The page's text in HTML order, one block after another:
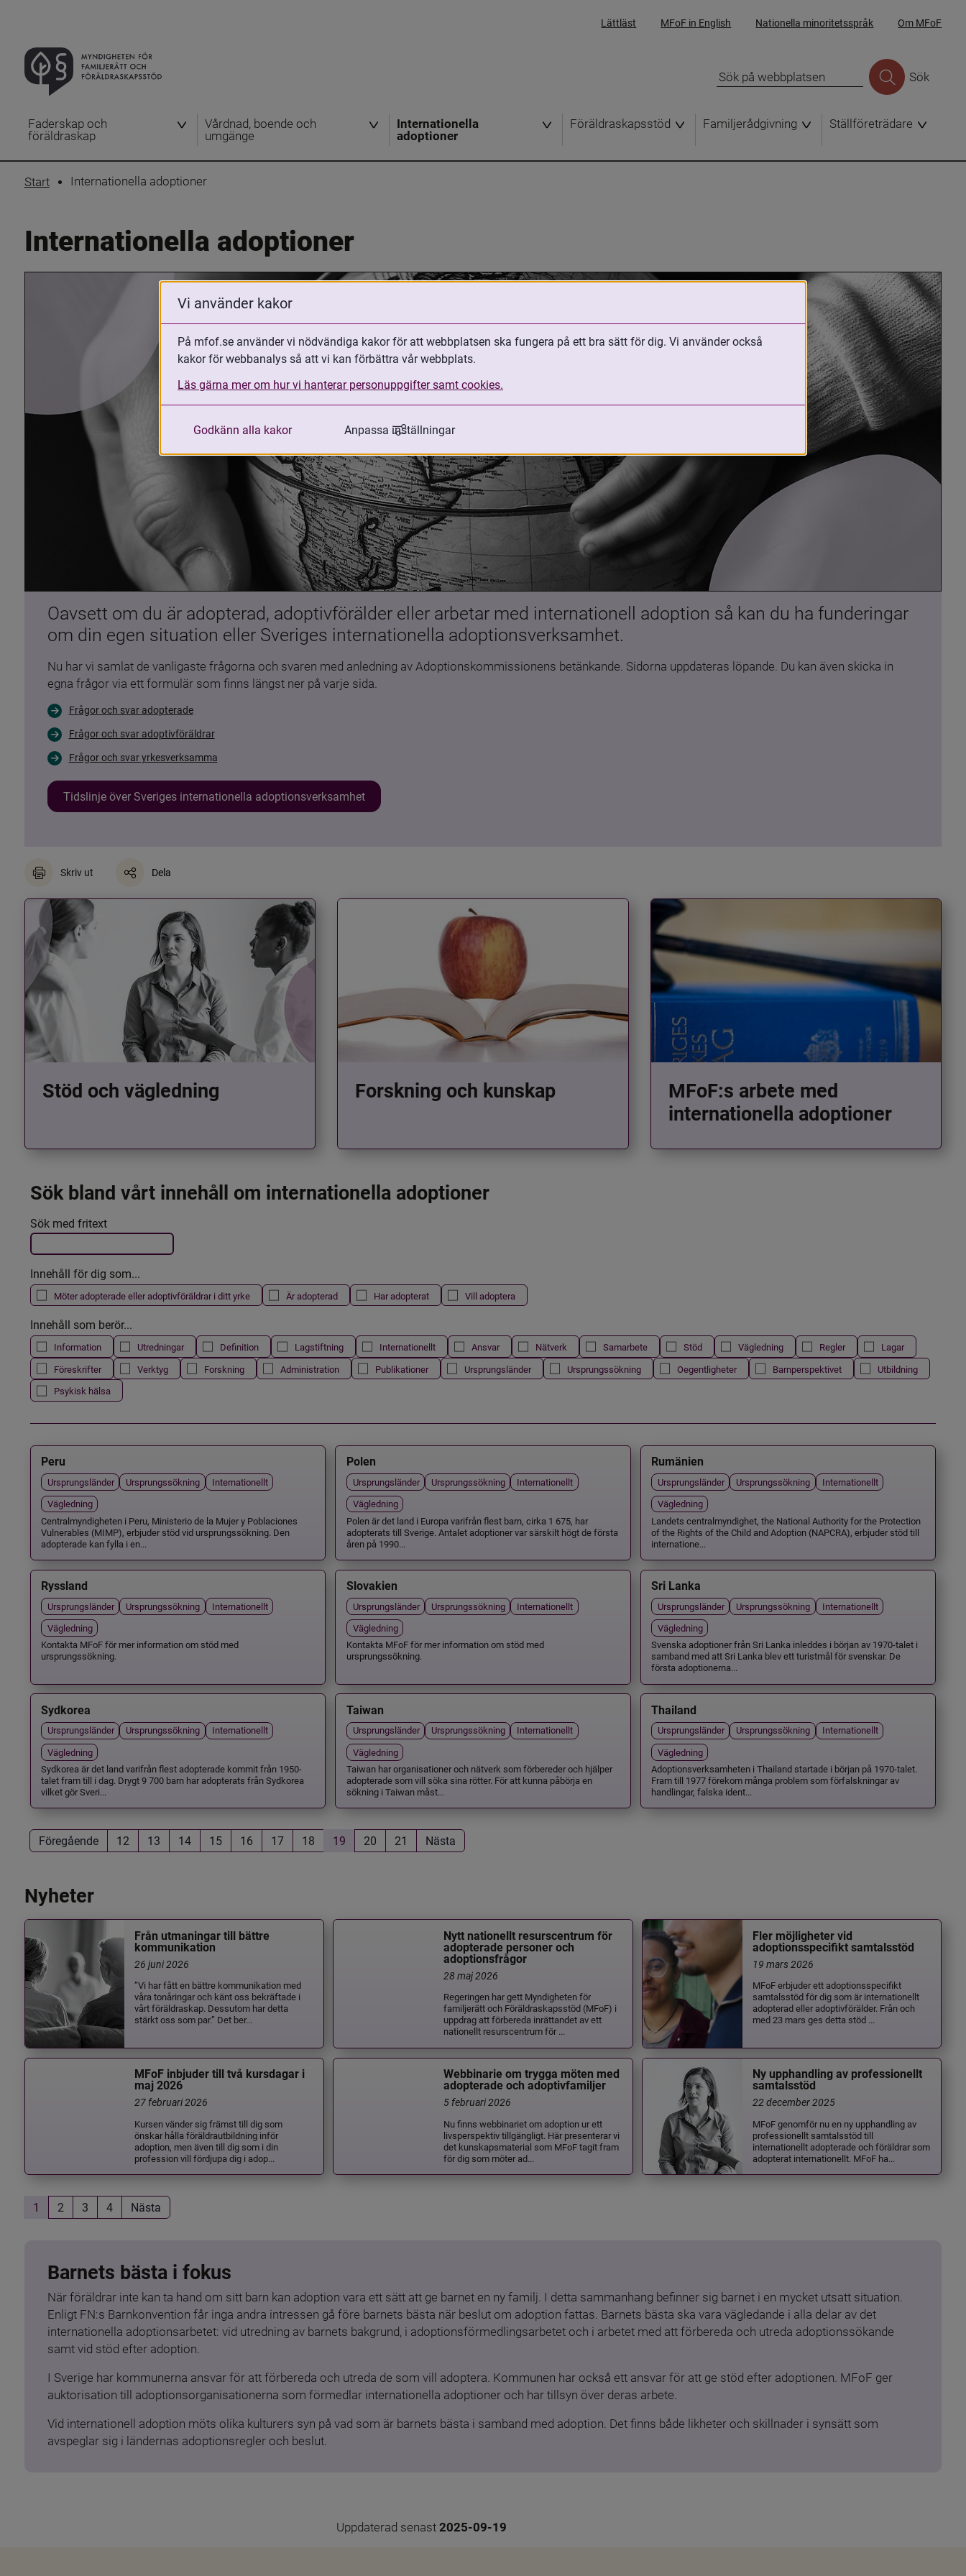
Lättläst MFoF in English Nationella minoritetsspråk Om MFoF
Sök
Faderskap och
föräldraskap
Vårdnad, boende och
umgänge
Internationella
adoptioner
Föräldraskapsstöd Familjerådgivning Ställföreträdare
Start Internationella adoptioner
Internationella adoptioner
Oavsett om du är adopterad, adoptivförälder eller arbetar med internationell adoption så kan du ha funderingar
om din egen situation eller Sveriges internationella adoptionsverksamhet.
Nu har vi samlat de vanligaste frågorna och svaren med anledning av Adoptionskommissionens betänkande. Sidorna uppdateras löpande. Du kan även skicka in
egna frågor via ett formulär som finns längst ner på varje sida.
Frågor och svar adopterade
Frågor och svar adoptivföräldrar
Frågor och svar yrkesverksamma
Tidslinje över Sveriges internationella adoptionsverksamhet
Skriv ut Dela
Stöd och vägledning Forskning och kunskap
MFoF:s arbete med
internationella adoptioner
Sök bland vårt innehåll om internationella adoptioner
Filtrera resultatet
Det här formuläret postas automatiskt
Sök med fritext
Innehåll för dig som...
Möter adopterade eller adoptivföräldrar i ditt yrke Är adopterad Har adopterat Vill adoptera
Innehåll som berör...
Information Utredningar Definition Lagstiftning Internationellt Ansvar Nätverk Samarbete Stöd Vägledning Regler
Lagar
Föreskrifter
Verktyg Forskning Administration Publikationer Ursprungsländer Ursprungssökning Oegentligheter Barnperspektivet
Utbildning
Psykisk hälsa
Peru
Ursprungsländer Ursprungssökning
Internationellt
Vägledning
Centralmyndigheten i Peru, Ministerio de la Mujer y Poblaciones
Vulnerables (MIMP), erbjuder stöd vid ursprungssökning. Den
adopterade kan fylla i en...
Polen
Ursprungsländer Ursprungssökning
Internationellt
Vägledning
Polen är det land i Europa varifrån flest barn, cirka 1 675, har
adopterats till Sverige. Antalet adoptioner var särskilt högt de första
åren på 1990...
Rumänien
Ursprungsländer Ursprungssökning
Internationellt
Vägledning
Landets centralmyndighet, the National Authority for the Protection
of the Rights of the Child and Adoption (NAPCRA), erbjuder stöd till
internatione...
Ryssland
Ursprungsländer Ursprungssökning
Internationellt
Vägledning
Kontakta MFoF för mer information om stöd med
ursprungssökning.
Slovakien
Ursprungsländer Ursprungssökning
Internationellt
Vägledning
Kontakta MFoF för mer information om stöd med
ursprungssökning.
Sri Lanka
Ursprungsländer Ursprungssökning
Internationellt
Vägledning
Svenska adoptioner från Sri Lanka inleddes i början av 1970-talet i
samband med att Sri Lanka blev ett turistmål för svenskar. De
första adoptionerna...
Sydkorea
Ursprungsländer Ursprungssökning
Internationellt
Vägledning
Sydkorea är det land varifrån flest adopterade kommit från 1950-
talet fram till i dag. Drygt 9 700 barn har adopterats från Sydkorea
vilket gör Sveri...
Taiwan
Ursprungsländer Ursprungssökning
Internationellt
Vägledning
Taiwan har organisationer och nätverk som förbereder och hjälper
adopterade som vill söka sina rötter. För att kunna påbörja en
sökning i Taiwan måst...
Thailand
Ursprungsländer Ursprungssökning
Internationellt
Vägledning
Adoptionsverksamheten i Thailand startade i början på 1970-talet.
Fram till 1977 förekom många problem som förfalskningar av
handlingar, falska ident...
Föregående 12 13 14 15 16 17 18 19 20 21 Nästa
Nyheter
Från utmaningar till bättre
kommunikation
26 juni 2026
”Vi har fått en bättre kommunikation med
våra tonåringar och känt oss bekräftade i
vårt föräldraskap. Dessutom har detta
stärkt oss som par.” Det ber...
Nytt nationellt resurscentrum för
adopterade personer och
adoptionsfrågor
28 maj 2026
Regeringen har gett Myndigheten för
familjerätt och Föräldraskapsstöd (MFoF) i
uppdrag att förbereda inrättandet av ett
nationellt resurscentrum för ...
Fler möjligheter vid
adoptionsspecifikt samtalsstöd
19 mars 2026
MFoF erbjuder ett adoptionsspecifikt
samtalsstöd för dig som är internationellt
adopterad eller adoptivförälder. Från och
med 23 mars ges detta stöd ...
MFoF inbjuder till två kursdagar i
maj 2026
27 februari 2026
Kursen vänder sig främst till dig som
önskar hålla föräldrautbildning inför
adoption, men även till dig som i din
profession vill fördjupa dig i adop...
Webbinarie om trygga möten med
adopterade och adoptivfamiljer
5 februari 2026
Nu finns webbinariet om adoption ur ett
livsperspektiv tillgängligt. Här presenterar vi
det kunskapsmaterial som MFoF tagit fram
för dig som möter ad...
Ny upphandling av professionellt
samtalsstöd
22 december 2025
MFoF genomför nu en ny upphandling av
professionellt samtalsstöd till
internationellt adopterade och föräldrar som
adopterat internationellt. MFoF ha...
1 2 3 4 Nästa
Barnets bästa i fokus
När föräldrar inte kan ta hand om sitt barn kan adoption vara ett sätt att ge barnet en ny familj. I detta sammanhang befinner sig barnet i en mycket utsatt situation.
Enligt FN:s Barnkonvention får inga andra intressen gå före barnets bästa när beslut om adoption fattas. Barnets bästa ska vara vägledande i alla delar av det
internationella adoptionsarbetet: vid utredning av barnets bakgrund, i adoptionsförmedlingsarbetet och i arbetet med att förbereda och utreda adoptionssökande
samt vid stöd efter adoption.
I Sverige har kommunerna ansvar för att förbereda och utreda de som vill adoptera. Kommunen har också ett ansvar för att ge stöd efter adoptionen. MFoF ger
auktorisation till adoptionsorganisationerna som förmedlar internationella adoptioner och har tillsyn över deras arbete.
Vid internationell adoption möts olika kulturers syn på vad som är barnets bästa i samband med adoption. Det finns både likheter och skillnader i synsätt som
avspeglar sig i ländernas adoptionsregler och beslut.
Uppdaterad senast 2025-09-19
Vi använder kakor
På mfof.se använder vi nödvändiga kakor för att webbplatsen ska fungera på ett bra sätt för dig. Vi använder också
kakor för webbanalys så att vi kan förbättra vår webbplats.
Läs gärna mer om hur vi hanterar personuppgifter samt cookies.
Godkänn alla kakor Anpassa inställningar